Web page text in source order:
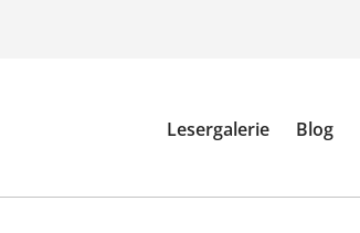
Lesergalerie Blog